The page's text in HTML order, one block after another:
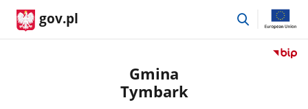
gov.pl
przejdź
Przejdź
Gmina
Tymbark